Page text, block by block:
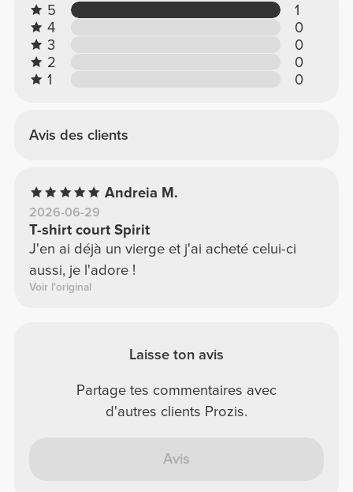
5
1
4
0
3
0
2
0
1
0
Avis des clients
Andreia M.
2026-06-29
T-shirt court Spirit
J'en ai déjà un vierge et j'ai acheté celui-ci
aussi, je l'adore !
Voir l'original
Laisse ton avis
Partage tes commentaires avec
d'autres clients Prozis.
Avis